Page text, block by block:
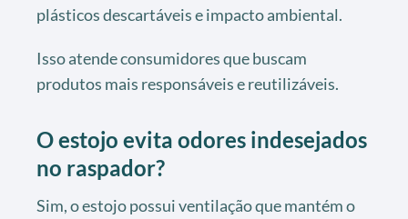
plásticos descartáveis e impacto ambiental.
Isso atende consumidores que buscam
produtos mais responsáveis e reutilizáveis.
O estojo evita odores indesejados
no raspador?
Sim, o estojo possui ventilação que mantém o